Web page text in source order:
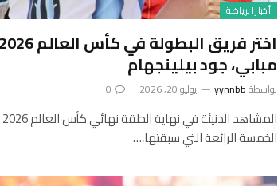
أخبار الرياضة
مبابي، جود بيلينجهام
بواسطةyynnbb يوليو 20, 2026 0
الخمسة الرائعة التي سبقتها،…